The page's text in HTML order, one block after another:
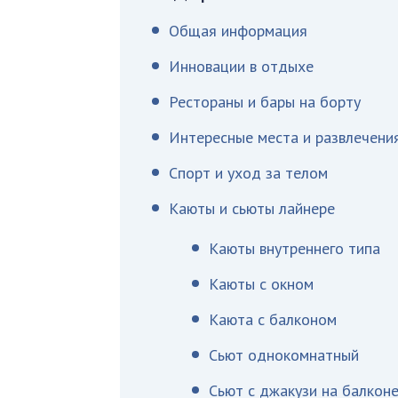
Общая информация
Инновации в отдыхе
Рестораны и бары на борту
Интересные места и
Спорт и уход за телом
Каюты и сьюты лайнере
Каюты внутреннего типа
Каюты с окном
Каюта с балконом
Сьют однокомнатный
Сьют с джакузи на